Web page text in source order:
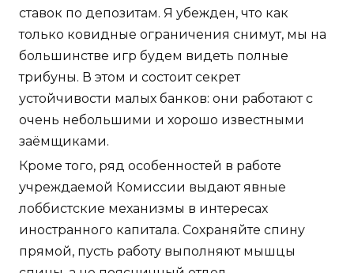
ставок по депозитам. Я убежден, что как
только ковидные ограничения снимут, мы на
большинстве игр будем видеть полные
трибуны. В этом и состоит секрет
устойчивости малых банков: они работают с
очень небольшими и хорошо известными
заёмщиками.
Кроме того, ряд особенностей в работе
учреждаемой Комиссии выдают явные
лоббистские механизмы в интересах
иностранного капитала. Сохраняйте спину
прямой, пусть работу выполняют мышцы